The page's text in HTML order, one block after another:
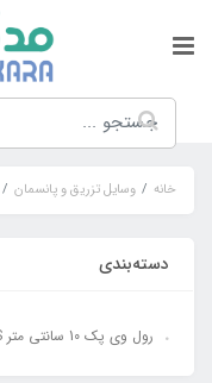
خانه وسایل تزریق و پانسمان
دسته‌بندی
رول وی پک 10 سانتی متر TDS